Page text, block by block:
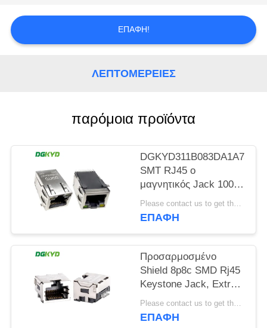
ΖΗΤΉΣΤΕ
SITEMAP
ΠΟΛΙΤΙΚΉ
ΜΥΣΤΙΚΌΤΗΤΑΣ
ΕΠΑΦΉ!
ΛΕΠΤΟΜΈΡΕΙΕΣ
παρόμοια προϊόντα
DGKYD311B083DA1A7S009
SMT RJ45 ο
μαγνητικός Jack 100
πιάτο ρύθμισης βάση-τ
με Leds
Please contact us to get the latest price. MOQ:Διαπραγμάτευση
ΕΠΑΦΉ
Προσαρμοσμένο
Shield 8p8c SMD Rj45
Keystone Jack, Extra
Low Profile Ethernet
Connector KRJ-
Please contact us to get the latest price. MOQ:1 κομμάτι
ΕΠΑΦΉ